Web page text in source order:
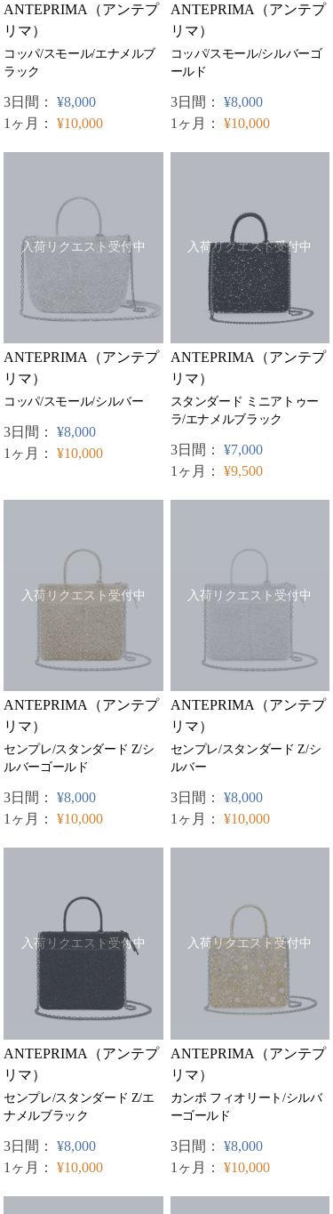
ANTEPRIMA（アンテプ
リマ）
コッパ/スモール/エナメルブ
ラック
3日間： ¥8,000
1ヶ月： ¥10,000
ANTEPRIMA（アンテプ
リマ）
コッパ/スモール/シルバーゴ
ールド
3日間： ¥8,000
1ヶ月： ¥10,000
入荷リクエスト受付中
ANTEPRIMA（アンテプ
リマ）
コッパ/スモール/シルバー
3日間： ¥8,000
1ヶ月： ¥10,000
入荷リクエスト受付中
ANTEPRIMA（アンテプ
リマ）
スタンダード ミニアトゥー
ラ/エナメルブラック
3日間： ¥7,000
1ヶ月： ¥9,500
入荷リクエスト受付中
ANTEPRIMA（アンテプ
リマ）
センプレ/スタンダード Z/シ
ルバーゴールド
3日間： ¥8,000
1ヶ月： ¥10,000
入荷リクエスト受付中
ANTEPRIMA（アンテプ
リマ）
センプレ/スタンダード Z/シ
ルバー
3日間： ¥8,000
1ヶ月： ¥10,000
入荷リクエスト受付中
ANTEPRIMA（アンテプ
リマ）
センプレ/スタンダード Z/エ
ナメルブラック
3日間： ¥8,000
1ヶ月： ¥10,000
入荷リクエスト受付中
ANTEPRIMA（アンテプ
リマ）
カンポ フィオリート/シルバ
ーゴールド
3日間： ¥8,000
1ヶ月： ¥10,000